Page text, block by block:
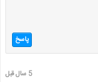
پاسخ
5 سال قبل